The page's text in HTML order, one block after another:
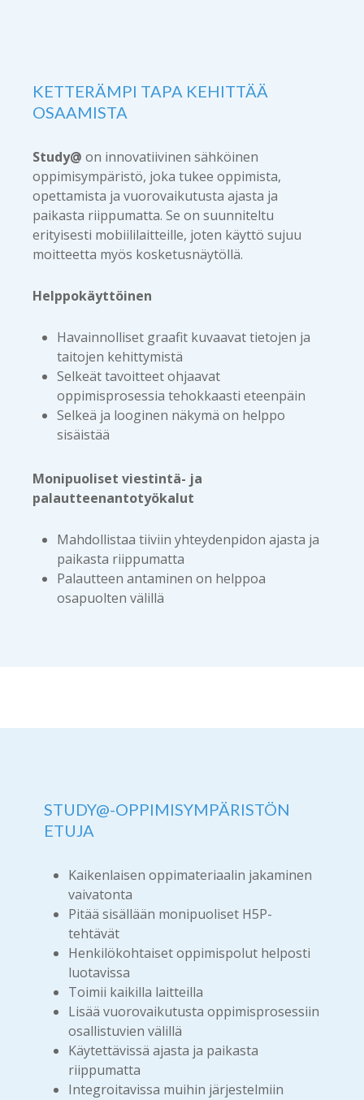
KETTERÄMPI TAPA KEHITTÄÄ
OSAAMISTA
Study@ on innovatiivinen sähköinen
oppimisympäristö, joka tukee oppimista,
opettamista ja vuorovaikutusta ajasta ja
paikasta riippumatta. Se on suunniteltu
erityisesti mobiililaitteille, joten käyttö sujuu
moitteetta myös kosketusnäytöllä.
Helppokäyttöinen
Havainnolliset graafit kuvaavat tietojen ja
taitojen kehittymistä
Selkeät tavoitteet ohjaavat
oppimisprosessia tehokkaasti eteenpäin
Selkeä ja looginen näkymä on helppo
sisäistää
Monipuoliset viestintä- ja
palautteenantotyökalut
Mahdollistaa tiiviin yhteydenpidon ajasta ja
paikasta riippumatta
Palautteen antaminen on helppoa
osapuolten välillä
STUDY@-OPPIMISYMPÄRISTÖN
ETUJA
Kaikenlaisen oppimateriaalin jakaminen
vaivatonta
Pitää sisällään monipuoliset H5P-
tehtävät
Henkilökohtaiset oppimispolut helposti
luotavissa
Toimii kaikilla laitteilla
Lisää vuorovaikutusta oppimisprosessiin
osallistuvien välillä
Käytettävissä ajasta ja paikasta
riippumatta
Integroitavissa muihin järjestelmiin